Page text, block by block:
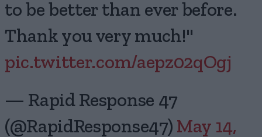
to be better than ever before.
Thank you very much!"
pic.twitter.com/aepz02qOgj
— Rapid Response 47
(@RapidResponse47) May 14,